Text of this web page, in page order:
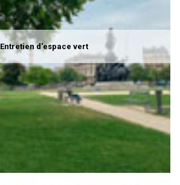
Entretien d'espace vert